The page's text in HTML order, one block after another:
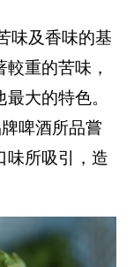
味及香味的基
重的苦味，
大的特色。
啤酒所品嘗
味所吸引，造